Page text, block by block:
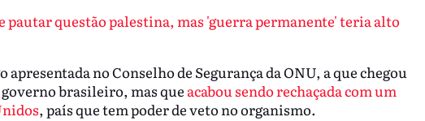
pautar questão palestina, mas 'guerra permanente' teria alto
no Conselho de Segurança da ONU, a que chegou
brasileiro, mas que acabou sendo rechaçada com um
, país que tem poder de veto no organismo.